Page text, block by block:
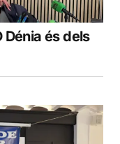
Dénia és dels